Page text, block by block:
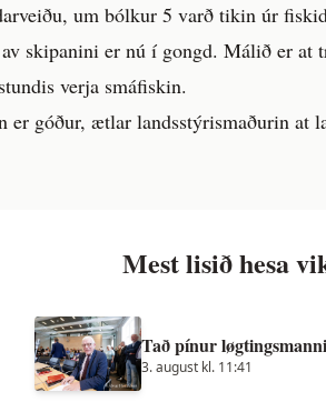
um bólkur 5 varð tikin úr
skipanini er nú í gongd. Málið er at
verja smáfiskin.
er góður, ætlar landsstýrismaðurin at
Mest lisið hesa
Tað pínur
3. august kl. 11:41